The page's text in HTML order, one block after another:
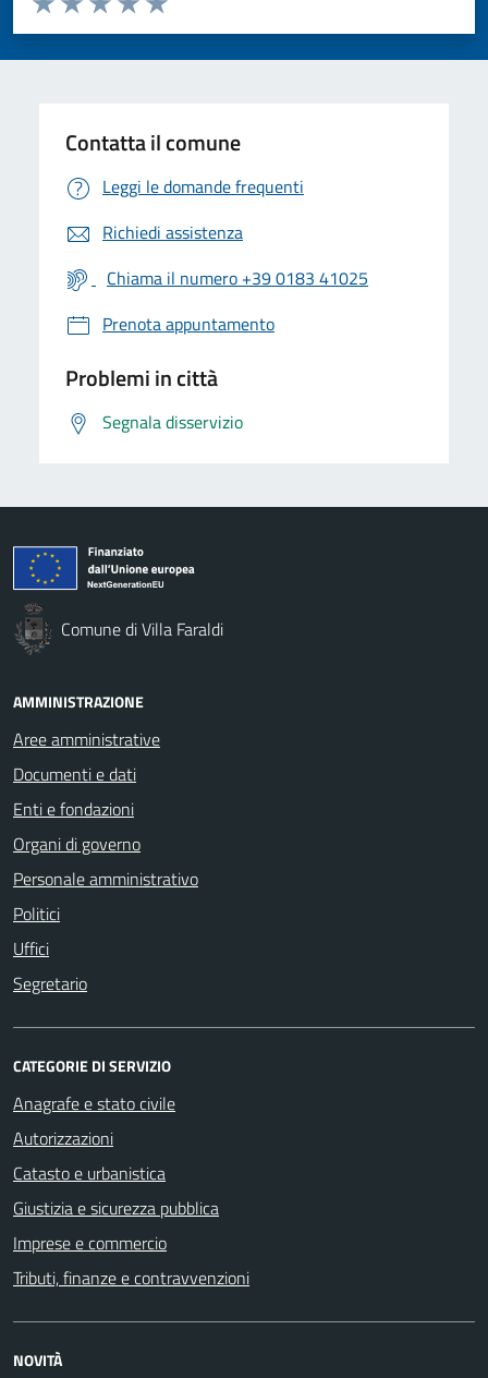
Valuta 5 stelle su 5
Valuta 4 stelle su 5
Valuta 3 stelle su 5
Valuta 2 stelle su 5
Valuta 1 stelle su 5
Contatta il comune
Leggi le domande frequenti
Richiedi assistenza
Chiama il numero +39 0183 41025
Prenota appuntamento
Problemi in città
Segnala disservizio
Comune di Villa Faraldi
AMMINISTRAZIONE
Aree amministrative
Documenti e dati
Enti e fondazioni
Organi di governo
Personale amministrativo
Politici
Uffici
Segretario
CATEGORIE DI SERVIZIO
Anagrafe e stato civile
Autorizzazioni
Catasto e urbanistica
Giustizia e sicurezza pubblica
Imprese e commercio
Tributi, finanze e contravvenzioni
NOVITÀ